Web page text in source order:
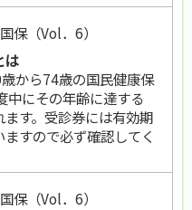
保（Vol．6）
は
から74歳の国民健康保
中にその年齢に達する
す。受診券には有効期
すので必ず確認してく
保（Vol．6）